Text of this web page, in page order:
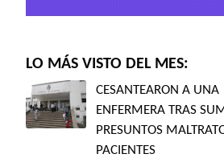
LO MÁS VISTO DEL MES:
CESANTEARON A UNA
ENFERMERA TRAS
PRESUNTOS
PACIENTES